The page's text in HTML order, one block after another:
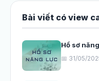
Bài viết có view
Hồ sơ
📅 31/05/